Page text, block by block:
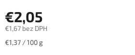
€2,05
€1,67 bez DPH
Jednotková
€1,37 / 100 g